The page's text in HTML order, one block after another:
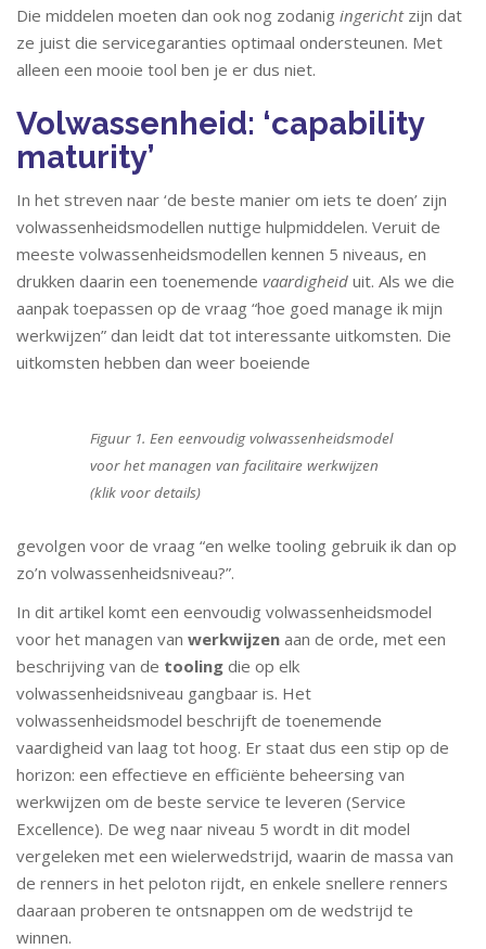
Die middelen moeten dan ook nog zodanig ingericht zijn dat
ze juist die servicegaranties optimaal ondersteunen. Met
alleen een mooie tool ben je er dus niet.
Volwassenheid: ‘capability
maturity’
In het streven naar ‘de beste manier om iets te doen’ zijn
volwassenheidsmodellen nuttige hulpmiddelen. Veruit de
meeste volwassenheidsmodellen kennen 5 niveaus, en
drukken daarin een toenemende vaardigheid uit. Als we die
aanpak toepassen op de vraag “hoe goed manage ik mijn
werkwijzen” dan leidt dat tot interessante uitkomsten. Die
uitkomsten hebben dan weer boeiende
Figuur 1. Een eenvoudig volwassenheidsmodel
voor het managen van facilitaire werkwijzen
(klik voor details)
gevolgen voor de vraag “en welke tooling gebruik ik dan op
zo’n volwassenheidsniveau?”.
In dit artikel komt een eenvoudig volwassenheidsmodel
voor het managen van werkwijzen aan de orde, met een
beschrijving van de tooling die op elk
volwassenheidsniveau gangbaar is. Het
volwassenheidsmodel beschrijft de toenemende
vaardigheid van laag tot hoog. Er staat dus een stip op de
horizon: een effectieve en efficiënte beheersing van
werkwijzen om de beste service te leveren (Service
Excellence). De weg naar niveau 5 wordt in dit model
vergeleken met een wielerwedstrijd, waarin de massa van
de renners in het peloton rijdt, en enkele snellere renners
daaraan proberen te ontsnappen om de wedstrijd te
winnen.